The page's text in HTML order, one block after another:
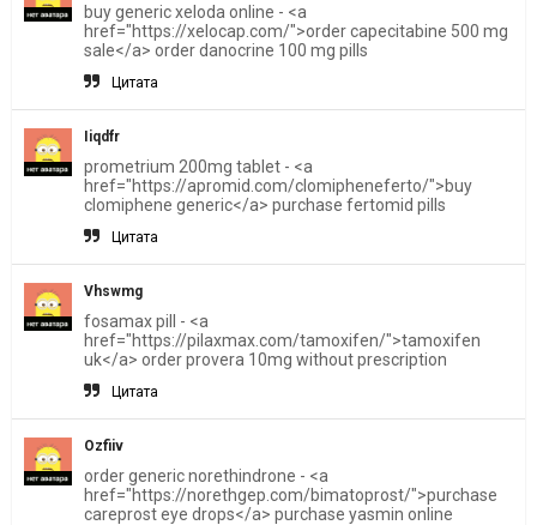
buy generic xeloda online - <a
href="https://xelocap.com/">order capecitabine 500 mg
sale</a> order danocrine 100 mg pills
Цитата
Iiqdfr
prometrium 200mg tablet - <a
href="https://apromid.com/clomipheneferto/">buy
clomiphene generic</a> purchase fertomid pills
Цитата
Vhswmg
fosamax pill - <a
href="https://pilaxmax.com/tamoxifen/">tamoxifen
uk</a> order provera 10mg without prescription
Цитата
Ozfiiv
order generic norethindrone - <a
href="https://norethgep.com/bimatoprost/">purchase
careprost eye drops</a> purchase yasmin online